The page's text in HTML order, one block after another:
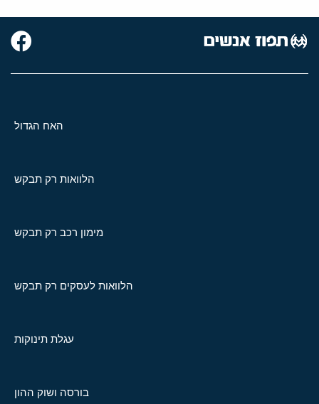
האח הגדול
הלוואות רק תבקש
מימון רכב רק תבקש
הלוואות לעסקים רק תבקש
עגלת תינוקות
בורסה ושוק ההון